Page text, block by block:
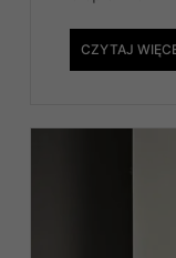
CZYTAJ